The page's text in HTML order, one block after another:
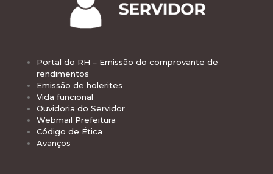
Portal do RH – Emissão do comprovante de
rendimentos
Emissão de holerites
Vida funcional
Ouvidoria do Servidor
Webmail Prefeitura
Código de Ética
Avanços